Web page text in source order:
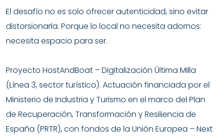
El desafío no es solo ofrecer autenticidad, sino evitar
distorsionarla. Porque lo local no necesita adornos:
necesita espacio para ser.
Proyecto HostAndBoat – Digitalización Última Milla
(Línea 3, sector turístico). Actuación financiada por el
Ministerio de Industria y Turismo en el marco del Plan
de Recuperación, Transformación y Resiliencia de
España (PRTR), con fondos de la Unión Europea – Next